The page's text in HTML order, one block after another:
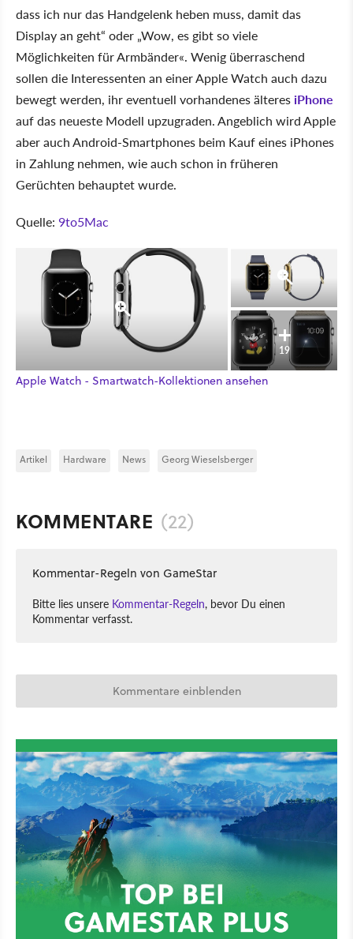
dass ich nur das Handgelenk heben muss, damit das
Display an geht“ oder „Wow, es gibt so viele
Möglichkeiten für Armbänder«. Wenig überraschend
sollen die Interessenten an einer Apple Watch auch dazu
bewegt werden, ihr eventuell vorhandenes älteres iPhone
auf das neueste Modell upzugraden. Angeblich wird Apple
aber auch Android-Smartphones beim Kauf eines iPhones
in Zahlung nehmen, wie auch schon in früheren
Gerüchten behauptet wurde.
Quelle: 9to5Mac
19
Apple Watch - Smartwatch-Kollektionen ansehen
Artikel Hardware News Georg Wieselsberger
KOMMENTARE (22)
Kommentar-Regeln von GameStar
Bitte lies unsere Kommentar-Regeln, bevor Du einen
Kommentar verfasst.
Kommentare einblenden